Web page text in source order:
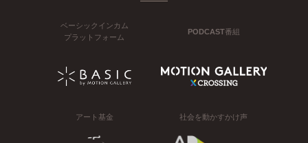
ベーシックインカム
プラットフォーム
PODCAST番組
アート基金 社会を動かすかけ声